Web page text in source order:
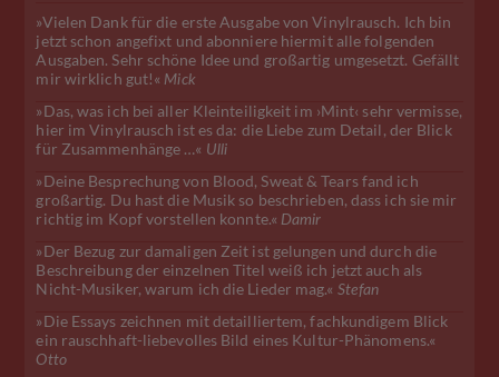
»Vielen Dank für die erste Ausgabe von Vinylrausch. Ich bin
jetzt schon angefixt und abonniere hiermit alle folgenden
Ausgaben. Sehr schöne Idee und großartig umgesetzt. Gefällt
mir wirklich gut!« Mick
»Das, was ich bei aller Kleinteiligkeit im ›Mint‹ sehr vermisse,
hier im Vinylrausch ist es da: die Liebe zum Detail, der Blick
für Zusammenhänge …« Ulli
»Deine Besprechung von Blood, Sweat & Tears fand ich
großartig. Du hast die Musik so beschrieben, dass ich sie mir
richtig im Kopf vorstellen konnte.« Damir
»Der Bezug zur damaligen Zeit ist gelungen und durch die
Beschreibung der einzelnen Titel weiß ich jetzt auch als
Nicht-Musiker, warum ich die Lieder mag.« Stefan
»Die Essays zeichnen mit detailliertem, fachkundigem Blick
ein rauschhaft-liebevolles Bild eines Kultur-Phänomens.«
Otto